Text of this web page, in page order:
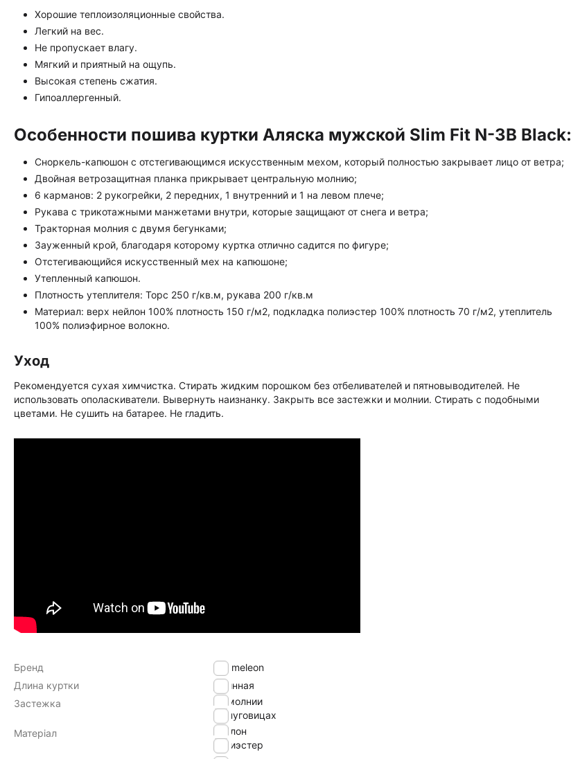
Хорошие теплоизоляционные свойства.
Легкий на вес.
Не пропускает влагу.
Мягкий и приятный на ощупь.
Высокая степень сжатия.
Гипоаллергенный.
Особенности пошива куртки Аляска мужской Slim Fit N-3B Black:
Сноркель-капюшон с отстегивающимся искусственным мехом, который полностью закрывает лицо от ветра;
Двойная ветрозащитная планка прикрывает центральную молнию;
6 карманов: 2 рукогрейки, 2 передних, 1 внутренний и 1 на левом плече;
Рукава с трикотажными манжетами внутри, которые защищают от снега и ветра;
Тракторная молния с двумя бегунками;
Зауженный крой, благодаря которому куртка отлично садится по фигуре;
Отстегивающийся искусственный мех на капюшоне;
Утепленный капюшон.
Плотность утеплителя: Торс 250 г/кв.м, рукава 200 г/кв.м
Материал: верх нейлон 100% плотность 150 г/м2, подкладка полиэстер 100% плотность 70 г/м2, утеплитель
100% полиэфирное волокно.
Уход
Рекомендуется сухая химчистка. Стирать жидким порошком без отбеливателей и пятновыводителей. Не
использовать ополаскиватели. Вывернуть наизнанку. Закрыть все застежки и молнии. Стирать с подобными
цветами. Не сушить на батарее. Не гладить.
Бренд
Chameleon
Длина куртки
Длинная
Застежка
на молнии
на пуговицах
Матеріал
нейлон
полиэстер